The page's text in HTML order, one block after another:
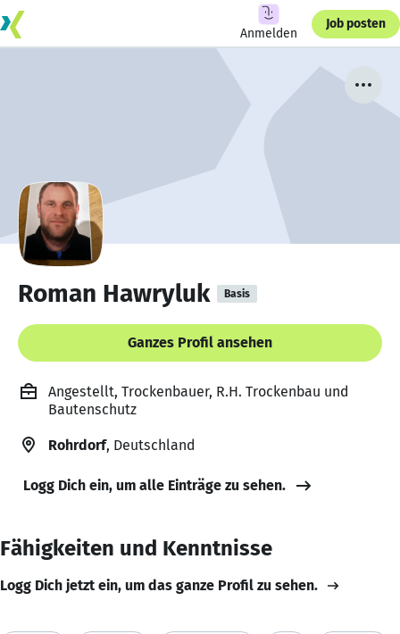
Anmelden
Job posten
Roman Hawryluk Basis
Ganzes Profil ansehen
Angestellt, Trockenbauer, R.H. Trockenbau und
Bautenschutz
Rohrdorf, Deutschland
Logg Dich ein, um alle Einträge zu sehen.
Fähigkeiten und Kenntnisse
Logg Dich jetzt ein, um das ganze Profil zu sehen.